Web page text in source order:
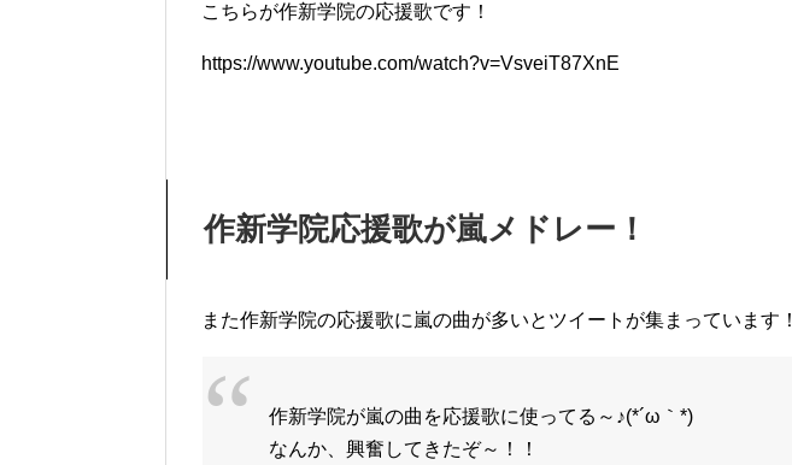
こちらが作新学院の応援歌です！
https://www.youtube.com/watch?v=VsveiT87XnE
作新学院応援歌が嵐メドレー！
また作新学院の応援歌に嵐の曲が多いとツイートが集まっています！
作新学院が嵐の曲を応援歌に使ってる～♪(*´ω｀*)
なんか、興奮してきたぞ～！！